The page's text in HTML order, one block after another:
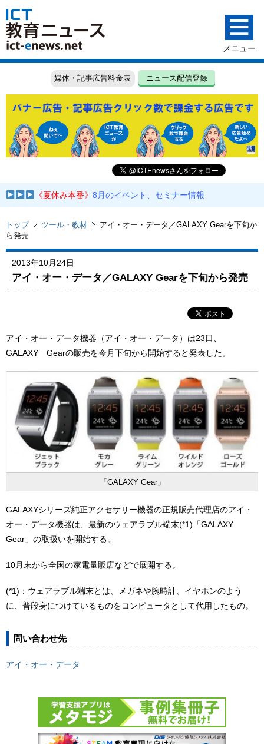
媒体・記事広告料金表 ニュース配信登録
《夏休み本番》8月のイベント、セミナー情報
トップ ツール・教材
アイ・オー・データ／GALAXY Gearを下旬か
ら発売
2013年10月24日
アイ・オー・データ／GALAXY Gearを下旬から発売
アイ・オー・データ機器（アイ・オー・データ）は23日、
GALAXY Gearの販売を今月下旬から開始すると発表した。
「GALAXY Gear」
GALAXYシリーズ純正アクセサリー機器の正規販売代理店のアイ・
オー・データ機器は、最新のウェアラブル端末(*1)「GALAXY
Gear」の取扱いを開始する。
10月末から全国の家電量販店などで展開する。
(*1)：ウェアラブル端末とは、メガネや腕時計、イヤホンのよう
に、普段身につけているものをコンピュータとして代用したもの。
問い合わせ先
アイ・オー・データ